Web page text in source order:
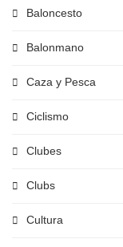
Baloncesto
Balonmano
Caza y Pesca
Ciclismo
Clubes
Clubs
Cultura